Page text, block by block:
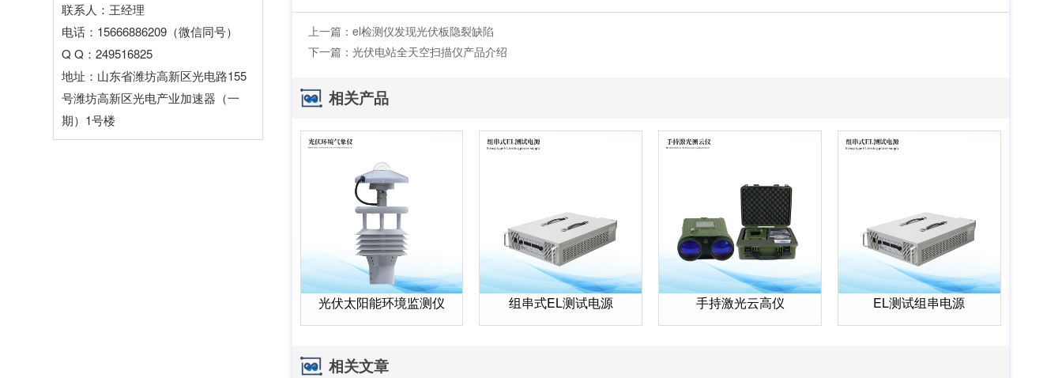
联系人：王经理
电话：15666886209（微信同号）
Q Q：249516825
地址：山东省潍坊高新区光电路155
号潍坊高新区光电产业加速器（一
期）1号楼
上一篇： el检测仪发现光伏板隐裂缺陷
下一篇： 光伏电站全天空扫描仪产品介绍
相关产品
光伏太阳能环境监测仪 组串式EL测试电源 手持激光云高仪 EL测试组串电源
相关文章